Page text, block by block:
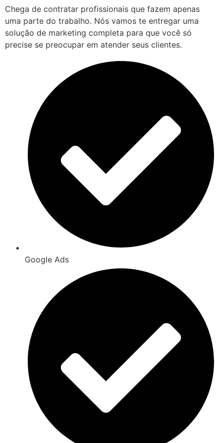
Chega de contratar profissionais que fazem apenas
uma parte do trabalho. Nós vamos te entregar uma
solução de marketing completa para que você só
precise se preocupar em atender seus clientes.
Google Ads